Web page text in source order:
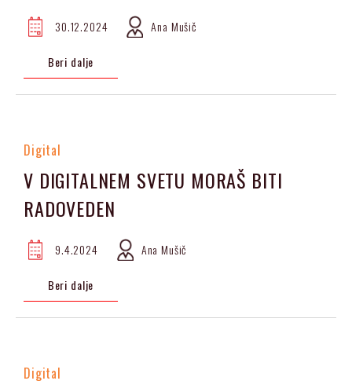
30.12.2024 Ana Mušič
Beri dalje
Digital
V DIGITALNEM SVETU MORAŠ BITI
RADOVEDEN
9.4.2024 Ana Mušič
Beri dalje
Digital